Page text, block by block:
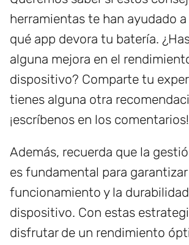
herramientas te han ayudado
qué app devora tu batería.
alguna mejora en el
dispositivo? Comparte tu
tienes alguna otra
¡escríbenos en los comentarios!
Además, recuerda que la
es fundamental para
funcionamiento y la
dispositivo. Con estas
disfrutar de un rendimiento